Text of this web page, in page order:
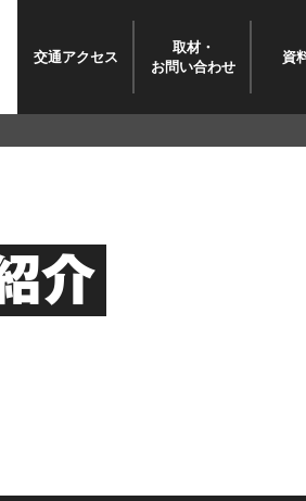
交通アクセス
取材・
お問い合わせ 資
介